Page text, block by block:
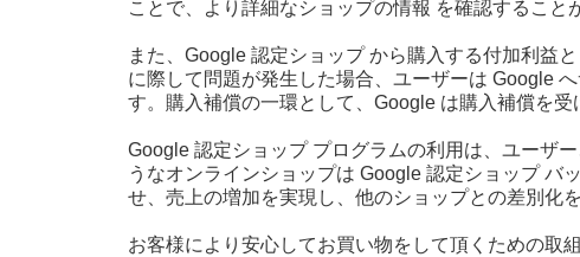
ことで、より詳細なショップの情報 を確認すること
また、Google 認定ショップ から購入する付加利益
に際して問題が発生した場合、ユーザーは Google
す。購入補償の一環として、Google は購入補償を
Google 認定ショップ プログラムの利用は、ユーザ
うなオンラインショップは Google 認定ショップ
せ、売上の増加を実現し、他のショップとの差別化
お客様により安心してお買い物をして頂くための取